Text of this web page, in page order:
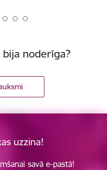
noderīga?
uzzina!
savā e-pastā!